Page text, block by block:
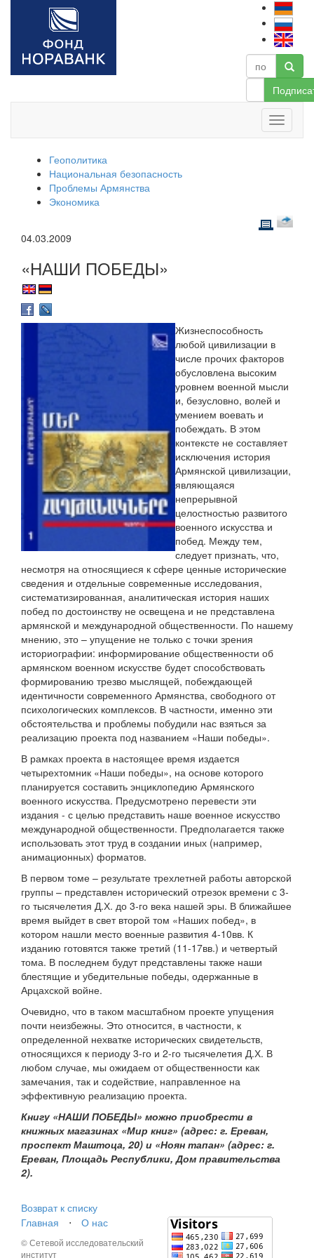
Геополитика
Национальная безопасность
Проблемы Армянства
Экономика
04.03.2009
«НАШИ ПОБЕДЫ»
Жизнеспособность
любой цивилизации в
числе прочих факторов
обусловлена высоким
уровнем военной мысли
и, безусловно, волей и
умением воевать и
побеждать. В этом
контексте не составляет
исключения история
Армянской цивилизации,
являющаяся
непрерывной
целостностью развитого
военного искусства и
побед. Между тем,
следует признать, что,
несмотря на относящиеся к сфере ценные исторические
сведения и отдельные современные исследования,
систематизированная, аналитическая история наших
побед по достоинству не освещена и не представлена
армянской и международной общественности. По нашему
мнению, это – упущение не только с точки зрения
историографии: информирование общественности об
армянском военном искусстве будет способствовать
формированию трезво мыслящей, побеждающей
идентичности современного Армянства, свободного от
психологических комплексов. В частности, именно эти
обстоятельства и проблемы побудили нас взяться за
реализацию проекта под названием «Наши победы».
В рамках проекта в настоящее время издается
четырехтомник «Наши победы», на основе которого
планируется составить энциклопедию Армянского
военного искусства. Предусмотрено перевести эти
издания - с целью представить наше военное искусство
международной общественности. Предполагается также
использовать этот труд в создании иных (например,
анимационных) форматов.
В первом томе – результате трехлетней работы авторской
группы – представлен исторический отрезок времени с 3-
го тысячелетия Д.Х. до 3-го века нашей эры. В ближайшее
время выйдет в свет второй том «Наших побед», в
котором нашли место военные развития 4-10вв. К
изданию готовятся также третий (11-17вв.) и четвертый
тома. В последнем будут представлены также наши
блестящие и убедительные победы, одержанные в
Арцахской войне.
Очевидно, что в таком масштабном проекте упущения
почти неизбежны. Это относится, в частности, к
определенной нехватке исторических свидетельств,
относящихся к периоду 3-го и 2-го тысячелетия Д.Х. В
любом случае, мы ожидаем от общественности как
замечания, так и содействие, направленное на
эффективную реализацию проекта.
Книгу «НАШИ ПОБЕДЫ» можно приобрести в
книжных магазинах «Мир книг» (адрес: г. Ереван,
проспект Маштоца, 20) и «Ноян тапан» (адрес: г.
Ереван, Площадь Республики, Дом правительства
2).
Возврат к списку
Главная
⋅ О нас
© Сетевой исследовательский
институт